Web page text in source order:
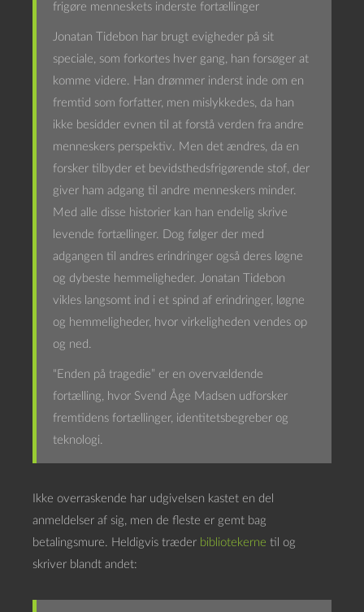
frigøre menneskets inderste fortællinger
Jonatan Tidebon har brugt evigheder på sit
speciale, som forkortes hver gang, han forsøger at
komme videre. Han drømmer inderst inde om en
fremtid som forfatter, men mislykkedes, da han
ikke besidder evnen til at forstå verden fra andre
menneskers perspektiv. Men det ændres, da en
forsker tilbyder et bevidsthedsfrigørende stof, der
giver ham adgang til andre menneskers minder.
Med alle disse historier kan han endelig skrive
levende fortællinger. Dog følger der med
adgangen til andres erindringer også deres løgne
og dybeste hemmeligheder. Jonatan Tidebon
vikles langsomt ind i et spind af erindringer, løgne
og hemmeligheder, hvor virkeligheden vendes op
og ned.
“Enden på tragedie” er en overvældende
fortælling, hvor Svend Åge Madsen udforsker
fremtidens fortællinger, identitetsbegreber og
teknologi.
Ikke overraskende har udgivelsen kastet en del
anmeldelser af sig, men de fleste er gemt bag
betalingsmure. Heldigvis træder bibliotekerne til og
skriver blandt andet: